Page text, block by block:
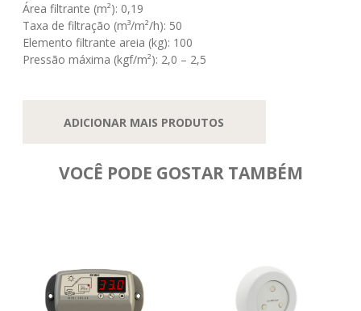
Área filtrante (m²): 0,19
Taxa de filtração (m³/m²/h): 50
Elemento filtrante areia (kg): 100
Pressão máxima (kgf/m²): 2,0 – 2,5
ADICIONAR MAIS PRODUTOS
VOCÊ PODE GOSTAR TAMBÉM